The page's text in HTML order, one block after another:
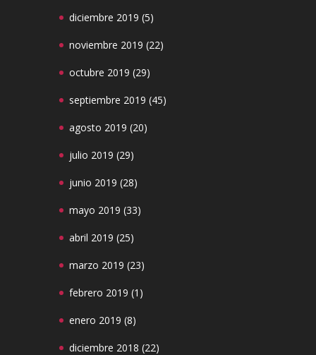
diciembre 2019 (5)
noviembre 2019 (22)
octubre 2019 (29)
septiembre 2019 (45)
agosto 2019 (20)
julio 2019 (29)
junio 2019 (28)
mayo 2019 (33)
abril 2019 (25)
marzo 2019 (23)
febrero 2019 (1)
enero 2019 (8)
diciembre 2018 (22)